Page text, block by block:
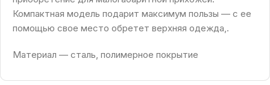
Компактная модель подарит максимум пользы — с ее
помощью свое место обретет верхняя одежда,.
Материал — сталь, полимерное покрытие